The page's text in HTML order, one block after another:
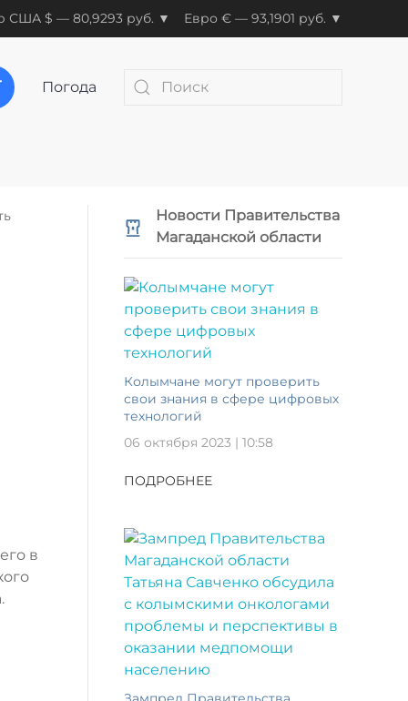
США $ — 80,9293 руб. ▼ Евро € — 93,1901 руб. ▼
Погода
в
Новости Правительства
Магаданской области
Колымчане могут проверить
свои знания в сфере цифровых
технологий
06 октября 2023 | 10:58
ПОДРОБНЕЕ